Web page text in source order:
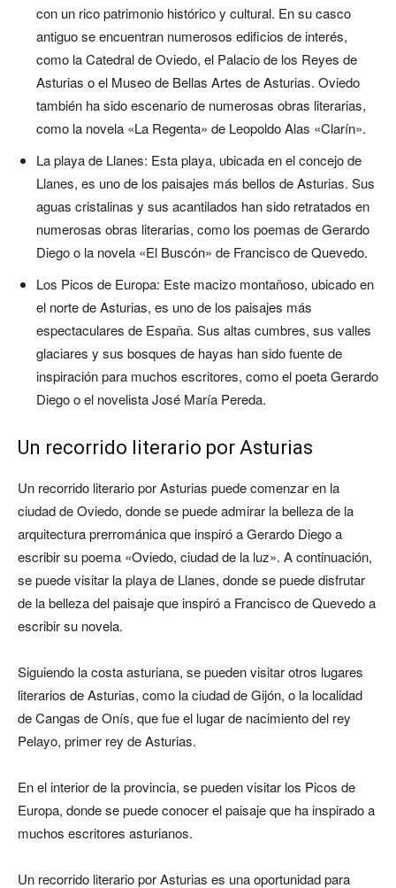
con un rico patrimonio histórico y cultural. En su casco
antiguo se encuentran numerosos edificios de interés,
como la Catedral de Oviedo, el Palacio de los Reyes de
Asturias o el Museo de Bellas Artes de Asturias. Oviedo
también ha sido escenario de numerosas obras literarias,
como la novela «La Regenta» de Leopoldo Alas «Clarín».
La playa de Llanes: Esta playa, ubicada en el concejo de
Llanes, es uno de los paisajes más bellos de Asturias. Sus
aguas cristalinas y sus acantilados han sido retratados en
numerosas obras literarias, como los poemas de Gerardo
Diego o la novela «El Buscón» de Francisco de Quevedo.
Los Picos de Europa: Este macizo montañoso, ubicado en
el norte de Asturias, es uno de los paisajes más
espectaculares de España. Sus altas cumbres, sus valles
glaciares y sus bosques de hayas han sido fuente de
inspiración para muchos escritores, como el poeta Gerardo
Diego o el novelista José María Pereda.
Un recorrido literario por Asturias
Un recorrido literario por Asturias puede comenzar en la
ciudad de Oviedo, donde se puede admirar la belleza de la
arquitectura prerrománica que inspiró a Gerardo Diego a
escribir su poema «Oviedo, ciudad de la luz». A continuación,
se puede visitar la playa de Llanes, donde se puede disfrutar
de la belleza del paisaje que inspiró a Francisco de Quevedo a
escribir su novela.
Siguiendo la costa asturiana, se pueden visitar otros lugares
literarios de Asturias, como la ciudad de Gijón, o la localidad
de Cangas de Onís, que fue el lugar de nacimiento del rey
Pelayo, primer rey de Asturias.
En el interior de la provincia, se pueden visitar los Picos de
Europa, donde se puede conocer el paisaje que ha inspirado a
muchos escritores asturianos.
Un recorrido literario por Asturias es una oportunidad para